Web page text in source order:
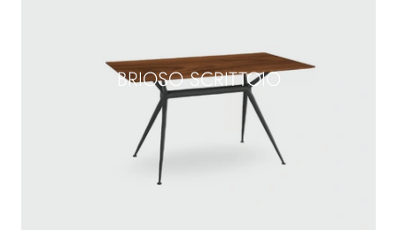
BRIOSO SCRITTOIO